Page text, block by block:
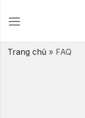
Trang chủ » FAQ